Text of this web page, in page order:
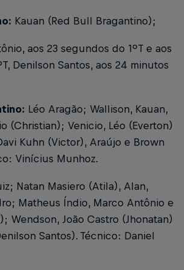
Kauan (Red Bull Bragantino);
aos 23 segundos do 1ºT e aos
Denilson Santos, aos 24 minutos
Léo Aragão; Wallison, Kauan,
(Christian); Venicio, Léo (Everton)
Kuhn (Victor), Araújo e Brown
Vinícius Munhoz.
Natan Masiero (Atila), Alan,
Matheus Índio, Marco Antônio e
Wendson, João Castro (Jhonatan)
Santos). Técnico: Daniel